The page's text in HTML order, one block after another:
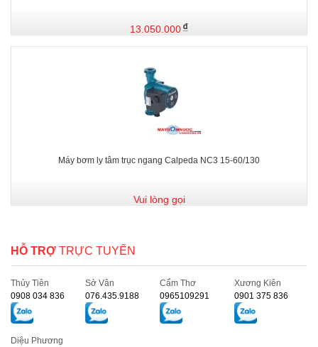
13.050.000
Máy bơm ly tâm trục ngang Calpeda NC3 15-60/130
Vui lòng gọi
HỖ TRỢ TRỰC TUYẾN
Thủy Tiên
0908 034 836
Sở Vân
076.435.9188
Cẩm Thơ
0965109291
Xương Kiên
0901 375 836
Diệu Phương